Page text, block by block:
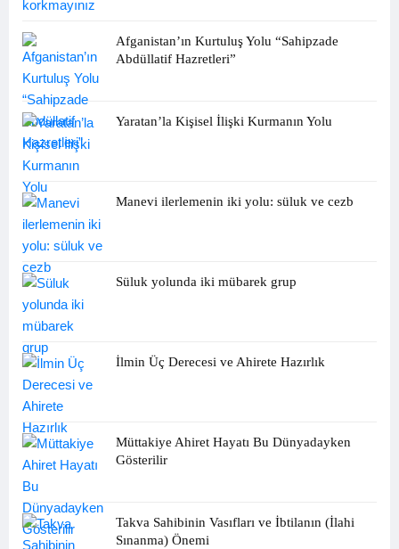
Afganistan’ın Kurtuluş Yolu “Sahipzade
Abdüllatif Hazretleri”
Yaratan’la Kişisel İlişki Kurmanın Yolu
Manevi ilerlemenin iki yolu: süluk ve cezb
Süluk yolunda iki mübarek grup
İlmin Üç Derecesi ve Ahirete Hazırlık
Müttakiye Ahiret Hayatı Bu Dünyadayken
Gösterilir
Takva Sahibinin Vasıfları ve İbtilanın (İlahi
Sınanma) Önemi